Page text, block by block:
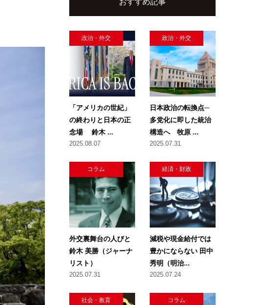
政治・外交
「アメリカの世紀」
の終わりと日本の正
念場 鈴木 ...
2025.08.07
政治・外交
日本政治の転換点─
多党化に即した統治
構造へ 牧原 ...
2025.07.31
コラム
外交裏舞台の人びと
鈴木 美勝（ジャーナ
リスト）
2025.07.31
経済・財政
減税や現金給付では
豊かにならない 田中
秀明（明治...
2025.07.24
社会・教育 コラム